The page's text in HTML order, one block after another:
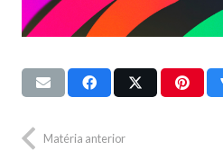
Matéria anterior